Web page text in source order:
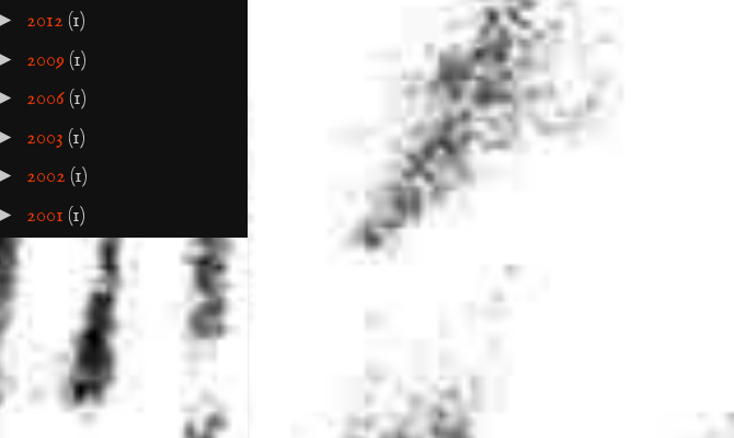
► 2012 (1)
► 2009 (1)
► 2006(1)
► 2003 (1)
► 2002 (1)
► 2001 (1)